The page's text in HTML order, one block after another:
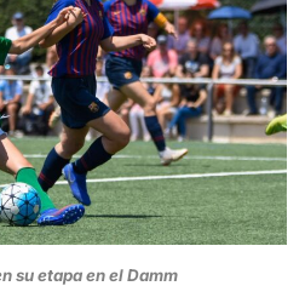
su etapa en el Damm